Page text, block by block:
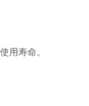
用寿命。